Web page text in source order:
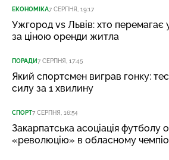
ЕКОНОМІКА7 СЕРПНЯ, 19:17
Ужгород vs Львів: хто перемагає
за ціною оренди житла
ПОРАДИ7 СЕРПНЯ, 17:45
Який спортсмен виграв гонку:
силу за 1 хвилину
СПОРТ7 СЕРПНЯ, 16:54
Закарпатська асоціація футболу
«революцію» в обласному